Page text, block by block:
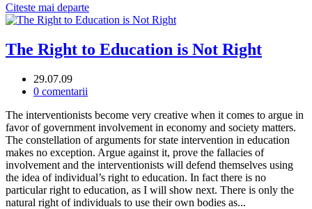
Citeste mai departe
The Right to Education is Not Right
29.07.09
0 comentarii
The interventionists become very creative when it comes to argue in
favor of government involvement in economy and society matters.
The constellation of arguments for state intervention in education
makes no exception. Argue against it, prove the fallacies of
involvement and the interventionists will defend themselves using
the idea of individual’s right to education. In fact there is no
particular right to education, as I will show next. There is only the
natural right of individuals to use their own bodies as...